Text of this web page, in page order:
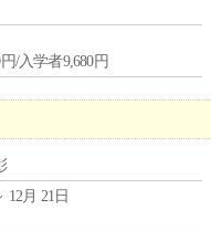
/入学者9,680円
12月 21日